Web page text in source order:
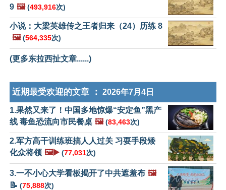
9 🖼️ (493,916次)
小说：大梁英雄传之王者归来（24）历练 8
🖼️ (564,335次)
(更多东拉西扯文章......)
近期最受欢迎的文章 ： 2026年7月4日
1.果然又来了！中国多地惊爆“安定鱼”黑产
线 毒鱼恐流向市民餐桌 🖼️ (83,463次)
2.军方高干训练班搞人人过关 习耍手段矮
化众将领 🖼️▶️ (77,031次)
3.一不小心大学看板揭开了中共遮羞布 🖼️
📝 (75,888次)